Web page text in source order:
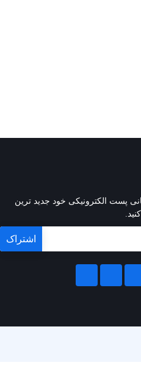
پست الکترونیکی خود جدید ترین